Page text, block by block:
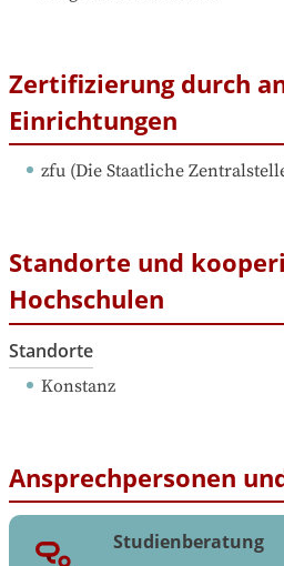
Zertifizierung durch
Einrichtungen
zfu (Die Staatliche
Standorte und
Hochschulen
Standorte
Konstanz
Ansprechpersonen
Studienberatung